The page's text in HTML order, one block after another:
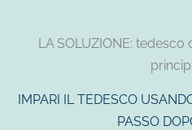
LA SOLUZIONE:
IMPARI IL TEDESCO
PASSO